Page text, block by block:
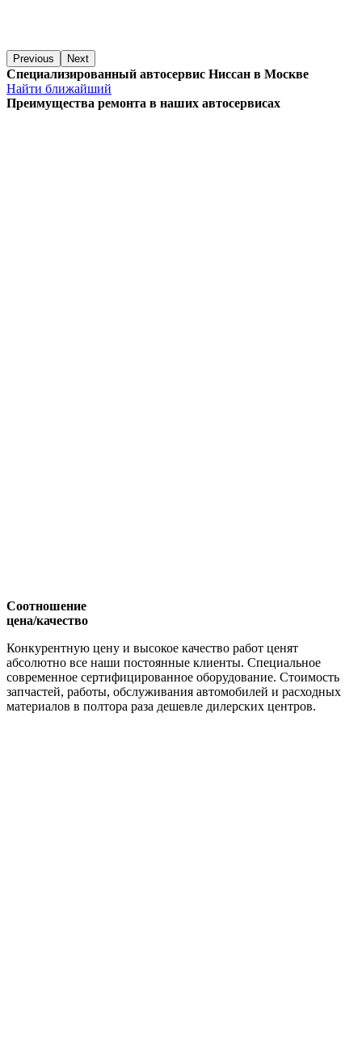
Previous Next
Специализированный автосервис Ниссан в Москве
Найти ближайший
Преимущества ремонта в наших автосервисах
Соотношение
цена/качество
Конкурентную цену и высокое качество работ ценят
абсолютно все наши постоянные клиенты. Специальное
современное сертифицированное оборудование. Стоимость
запчастей, работы, обслуживания автомобилей и расходных
материалов в полтора раза дешевле дилерских центров.